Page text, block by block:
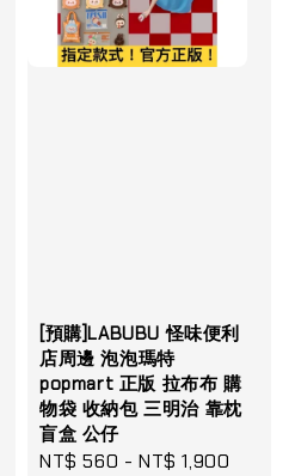
[預購]LABUBU 怪味便利
店周邊 泡泡瑪特
popmart 正版 拉布布 購
物袋 收納包 三明治 靠枕
盲盒 公仔
Sale
NT$ 560 -NT$ 1,900